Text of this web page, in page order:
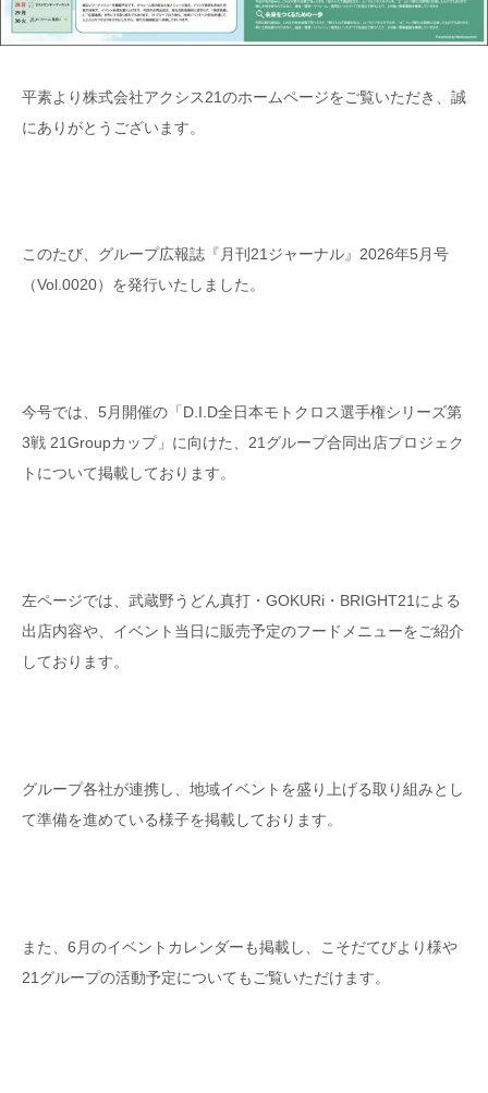
平素より株式会社アクシス21のホームページをご覧いただき、誠
にありがとうございます。
このたび、グループ広報誌『月刊21ジャーナル』2026年5月号
（Vol.0020）を発行いたしました。
今号では、5月開催の「D.I.D全日本モトクロス選手権シリーズ第
3戦 21Groupカップ」に向けた、21グループ合同出店プロジェク
トについて掲載しております。
左ページでは、武蔵野うどん真打・GOKURi・BRIGHT21による
出店内容や、イベント当日に販売予定のフードメニューをご紹介
しております。
グループ各社が連携し、地域イベントを盛り上げる取り組みとし
て準備を進めている様子を掲載しております。
また、6月のイベントカレンダーも掲載し、こそだてびより様や
21グループの活動予定についてもご覧いただけます。